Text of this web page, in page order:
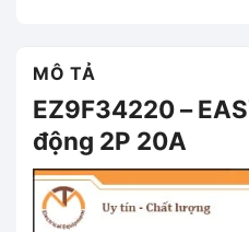
MÔ TẢ
EZ9F34220 –
động 2P 20A